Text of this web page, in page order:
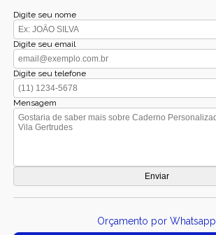
Digite seu nome
Digite seu email
Digite seu telefone
Mensagem
Orçamento por Whatsapp